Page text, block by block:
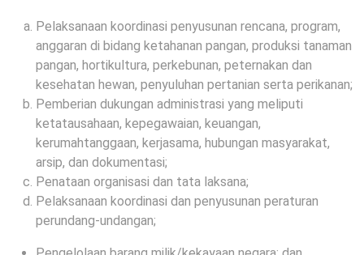
Pelaksanaan koordinasi penyusunan rencana, program,
anggaran di bidang ketahanan pangan, produksi tanaman
pangan, hortikultura, perkebunan, peternakan dan
kesehatan hewan, penyuluhan pertanian serta perikanan;
Pemberian dukungan administrasi yang meliputi
ketatausahaan, kepegawaian, keuangan,
kerumahtanggaan, kerjasama, hubungan masyarakat,
arsip, dan dokumentasi;
Penataan organisasi dan tata laksana;
Pelaksanaan koordinasi dan penyusunan peraturan
perundang-undangan;